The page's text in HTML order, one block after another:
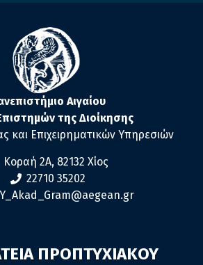
Αιγαίου
της Διοίκησης
και Επιχειρηματικών Υπηρεσιών
Κοραή 2Α, 82132 Χίος
22710 35202
ΠΡΟΠΤΥΧΙΑΚΟΥ